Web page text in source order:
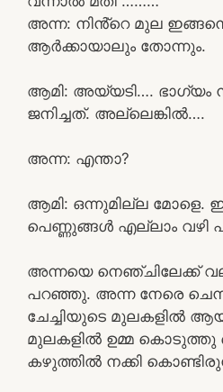
അന്ന: നിൻ്റെ മുല
ആർക്കായാലും തോന്നും.
ആമി: അയ്യടി…. ഭാഗ്യം
ജനിച്ചത്. അല്ലെങ്കിൽ….
അന്ന: എന്താ?
ആമി: ഒന്നുമില്ല മോളെ. ഈ
പെണ്ണുങ്ങൾ എല്ലാം വഴി
അന്നയെ നെഞ്ചിലേക്ക്
പറഞ്ഞു. അന്ന നേരെ
ചേച്ചിയുടെ മുലകളിൽ
മുലകളിൽ ഉമ്മ കൊടുത്തു
കഴുത്തിൽ നക്കി